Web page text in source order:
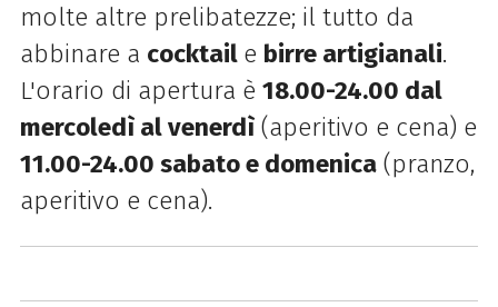
molte altre prelibatezze; il tutto da
abbinare a cocktail e birre artigianali.
L'orario di apertura è 18.00-24.00 dal
mercoledì al venerdì(aperitivo e cena) e
11.00-24.00 sabato e domenica(pranzo,
aperitivo e cena).